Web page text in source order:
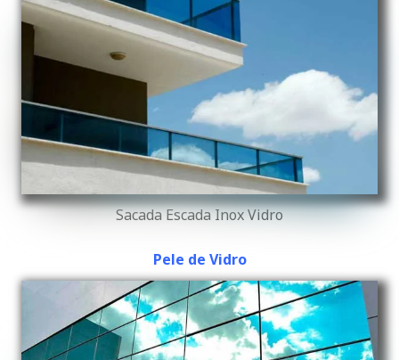
Sacada Escada Inox Vidro
Pele de Vidro